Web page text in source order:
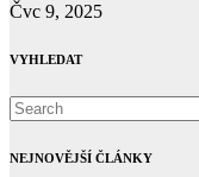
Čvc 9, 2025
VYHLEDAT
NEJNOVĚJŠÍ ČLÁNKY